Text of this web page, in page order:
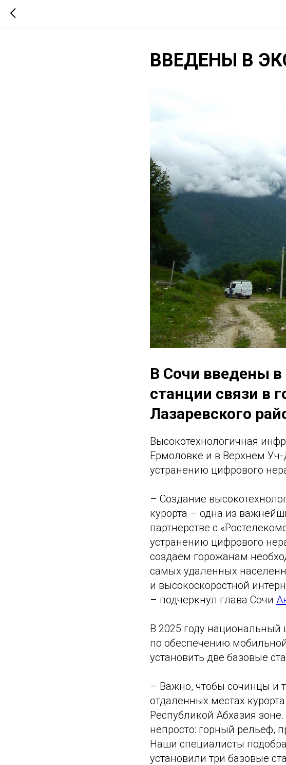
ВВЕДЕНЫ В
В Сочи введены
станции связи в
Лазаревского
Высокотехнологичная
Ермоловке и в Верхнем
устранению цифрового
– Создание
курорта – одна из
партнерстве с
устранению цифрового
создаем горожанам
самых удаленных
и высокоскоростной
– подчеркнул глава Сочи
В 2025 году национальный
по обеспечению
установить две базовые
– Важно, чтобы сочинцы и
отдаленных местах
Республикой Абхазия
непросто: горный рельеф,
Наши специалисты
установили три базовые